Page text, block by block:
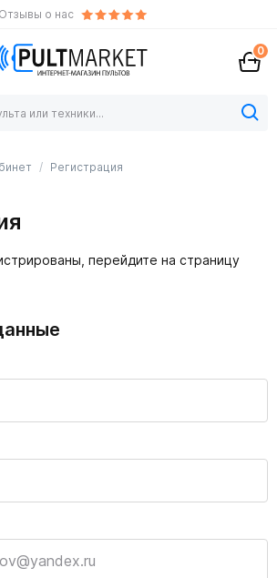
Отзывы о нас
0
Регистрация
перейдите на страницу